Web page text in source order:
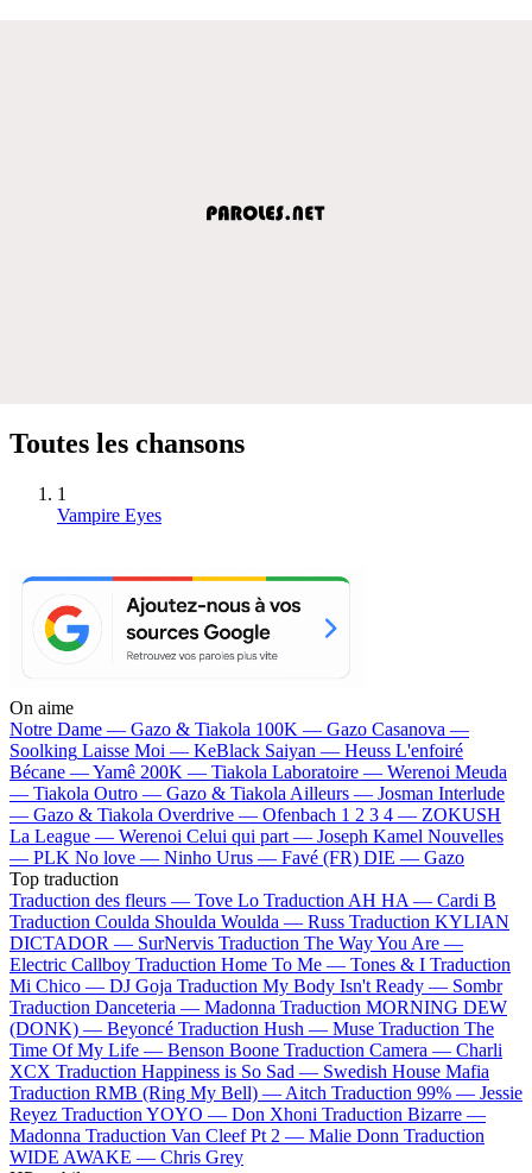
Toutes les chansons
1
Vampire Eyes
On aime
Notre Dame — Gazo & Tiakola 100K — Gazo Casanova —
Soolking Laisse Moi — KeBlack Saiyan — Heuss L'enfoiré
Bécane —Yamê 200K — Tiakola Laboratoire — Werenoi Meuda
— Tiakola Outro — Gazo & Tiakola Ailleurs — Josman Interlude
— Gazo & Tiakola Overdrive — Ofenbach 1 2 3 4 — ZOKUSH
La League — Werenoi Celui qui part — Joseph Kamel Nouvelles
— PLK No love — Ninho Urus — Favé (FR) DIE — Gazo
Top traduction
Traduction des fleurs — Tove Lo Traduction AH HA — Cardi B
Traduction Coulda Shoulda Woulda — Russ Traduction KYLIAN
DICTADOR — SurNervis Traduction The Way You Are —
Electric Callboy Traduction Home To Me — Tones & I Traduction
Mi Chico — DJ Goja Traduction My Body Isn't Ready — Sombr
Traduction Danceteria — Madonna Traduction MORNING DEW
(DONK) — Beyoncé Traduction Hush — Muse Traduction The
Time Of My Life — Benson Boone Traduction Camera — Charli
XCX Traduction Happiness is So Sad — Swedish House Mafia
Traduction RMB (Ring My Bell) — Aitch Traduction 99% — Jessie
Reyez Traduction YOYO — Don Xhoni Traduction Bizarre —
Madonna Traduction Van Cleef Pt 2 — Malie Donn Traduction
WIDE AWAKE — Chris Grey